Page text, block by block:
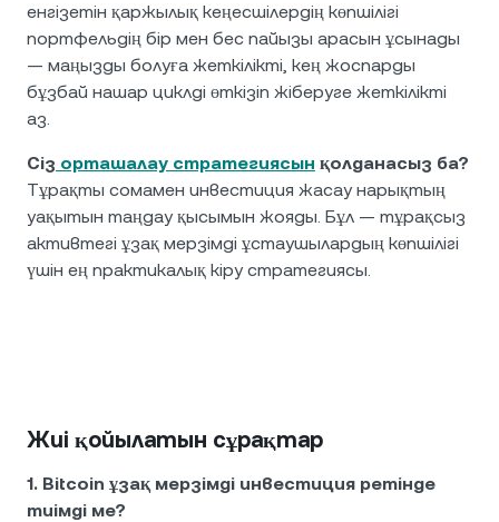
енгізетін қаржылық кеңесшілердің көпшілігі
портфельдің бір мен бес пайызы арасын ұсынады
— маңызды болуға жеткілікті, кең жоспарды
бұзбай нашар циклді өткізіп жіберуге жеткілікті
аз.
Сіз орташалау стратегиясын қолданасыз ба?
Тұрақты сомамен инвестиция жасау нарықтың
уақытын таңдау қысымын жояды. Бұл — тұрақсыз
активтегі ұзақ мерзімді ұстаушылардың көпшілігі
үшін ең практикалық кіру стратегиясы.
Жиі қойылатын сұрақтар
1. Bitcoin ұзақ мерзімді инвестиция ретінде
тиімді ме?